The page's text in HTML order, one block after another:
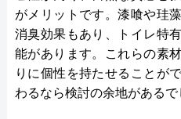
がメリットです。漆喰や珪
消臭効果もあり、トイレ特
能があります。これらの素
りに個性を持たせることが
わるなら検討の余地があるで